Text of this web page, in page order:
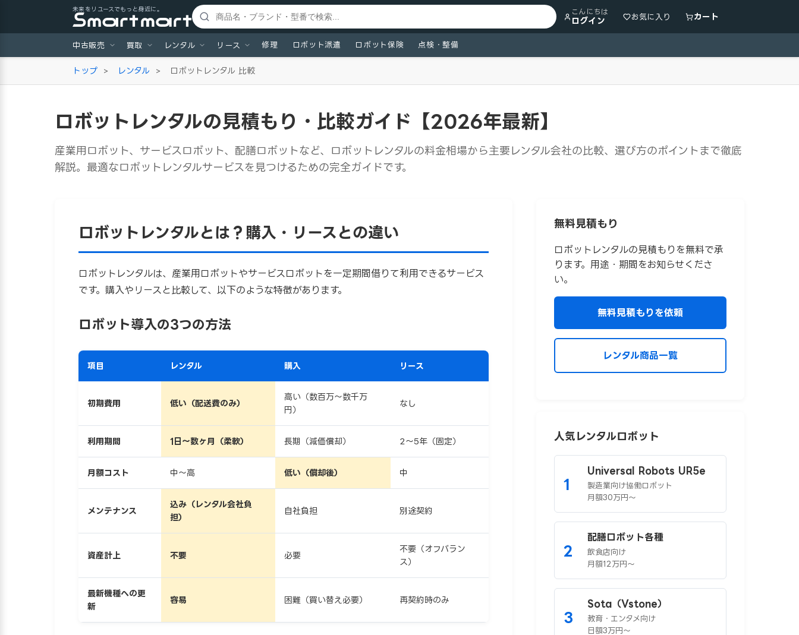
未来をリユースでもっと身近に。 こんにちは
ログイン お気に入り カート
中古販売 買取 レンタル リース 修理 ロボット派遣 ロボット保険 点検・整備
トップ > レンタル > ロボットレンタル 比較
ロボットレンタルの見積もり・比較ガイド【2026年最新】
産業用ロボット、サービスロボット、配膳ロボットなど、ロボットレンタルの料金相場から主要レンタル会社の比較、選び方のポイントまで徹底
解説。最適なロボットレンタルサービスを見つけるための完全ガイドです。
ロボットレンタルとは？購入・リースとの違い
ロボットレンタルは、産業用ロボットやサービスロボットを一定期間借りて利用できるサービス
です。購入やリースと比較して、以下のような特徴があります。
ロボット導入の3つの方法
項目 レンタル 購入 リース
初期費用 低い（配送費のみ）
高い（数百万〜数千万
円）
なし
利用期間 1日〜数ヶ月（柔軟） 長期（減価償却） 2〜5年（固定）
月額コスト 中〜高 低い（償却後） 中
メンテナンス
込み（レンタル会社負
担）
自社負担 別途契約
資産計上 不要 必要
不要（オフバラン
ス）
最新機種への更
新
容易 困難（買い替え必要） 再契約時のみ
無料見積もり
ロボットレンタルの見積もりを無料で承
ります。用途・期間をお知らせくださ
い。
無料見積もりを依頼
レンタル商品一覧
人気レンタルロボット
1
Universal Robots UR5e
製造業向け協働ロボット
月額30万円〜
2
配膳ロボット各種
飲食店向け
月額12万円〜
3
Sota（Vstone）
教育・エンタメ向け
日額3万円〜